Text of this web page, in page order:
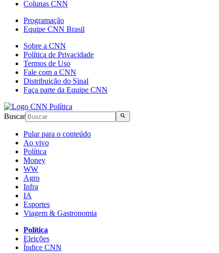
Colunas CNN
Programação
Equipe CNN Brasil
Sobre a CNN
Política de Privacidade
Termos de Uso
Fale com a CNN
Distribuição do Sinal
Faça parte da Equipe CNN
Buscar
Pular para o conteúdo
Ao vivo
Política
Money
WW
Agro
Infra
IA
Esportes
Viagem & Gastronomia
Política
Eleições
Índice CNN